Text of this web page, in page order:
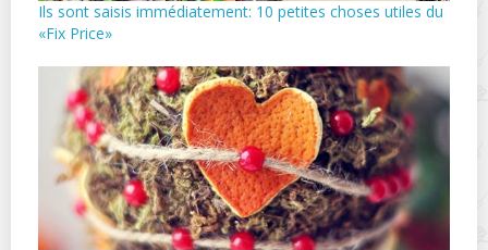
Ils sont saisis immédiatement: 10 petites choses utiles du
«Fix Price»